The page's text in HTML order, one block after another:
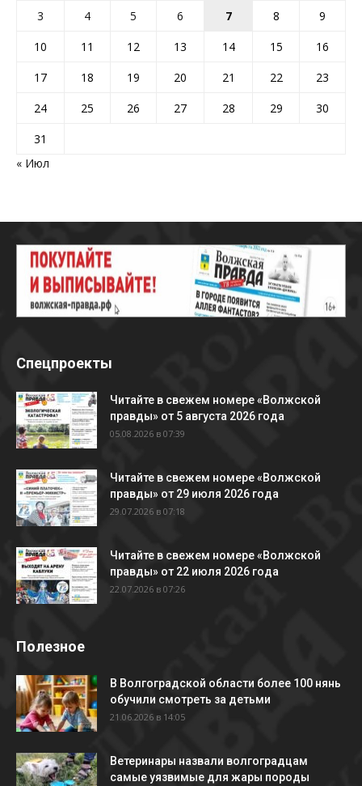
3
4 5 6 7 8
9
10
11 12 13 14 15
16
17
18 19 20 21 22
23
24
25 26 27 28 29
30
31
« Июл
Спецпроекты
Читайте в свежем номере «Волжской
правды» от 5 августа 2026 года
05.08.2026 в 07:39
Читайте в свежем номере «Волжской
правды» от 29 июля 2026 года
29.07.2026 в 07:18
Читайте в свежем номере «Волжской
правды» от 22 июля 2026 года
22.07.2026 в 07:26
Полезное
В Волгоградской области более 100 нянь
обучили смотреть за детьми
21.06.2026 в 14:05
Ветеринары назвали волгоградцам
самые уязвимые для жары породы